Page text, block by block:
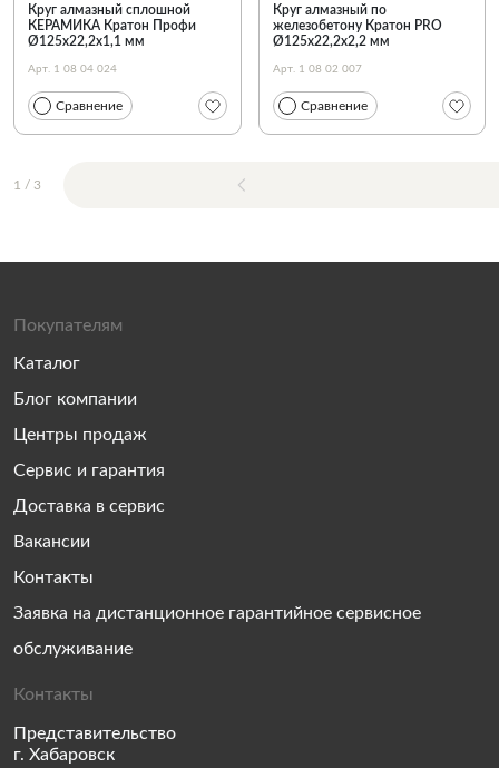
Круг алмазный сплошной
КЕРАМИКА Кратон Профи
Ø125х22,2х1,1 мм
Арт. 1 08 04 024
Сравнение
Круг алмазный по
железобетону Кратон PRO
Ø125х22,2x2,2 мм
Арт. 1 08 02 007
Сравнение
1 / 3
Покупателям
Каталог
Блог компании
Центры продаж
Сервис и гарантия
Доставка в сервис
Вакансии
Контакты
Заявка на дистанционное гарантийное сервисное
обслуживание
Контакты
Представительство
г. Хабаровск